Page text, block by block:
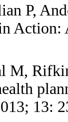
P,
M,
13: